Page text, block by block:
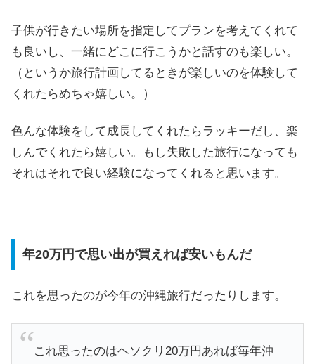
子供が行きたい場所を指定してプランを考えてくれて
も良いし、一緒にどこに行こうかと話すのも楽しい。
（というか旅行計画してるときが楽しいのを体験して
くれたらめちゃ嬉しい。）
色んな体験をして成長してくれたらラッキーだし、楽
しんでくれたら嬉しい。もし失敗した旅行になっても
それはそれで良い経験になってくれると思います。
年20万円で思い出が買えれば安いもんだ
これを思ったのが今年の沖縄旅行だったりします。
これ思ったのはヘソクリ20万円あれば毎年沖